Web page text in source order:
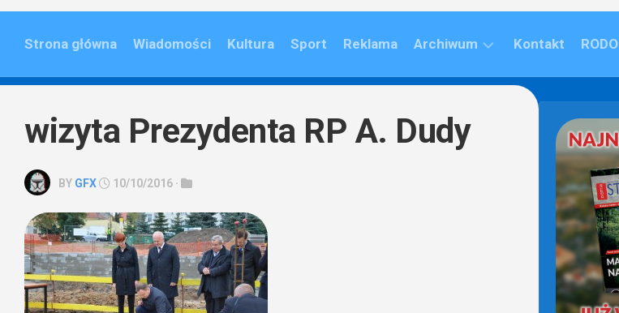
Strona główna Wiadomości Kultura Sport Reklama Archiwum
2020)
Kontakt RODO
wizyta Prezydenta RP A. Dudy
BY GFX 10/10/2016 ·